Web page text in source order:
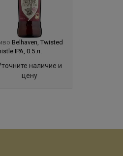
Belhaven, Twisted
IPA, 0.5 л.
наличие и
цену